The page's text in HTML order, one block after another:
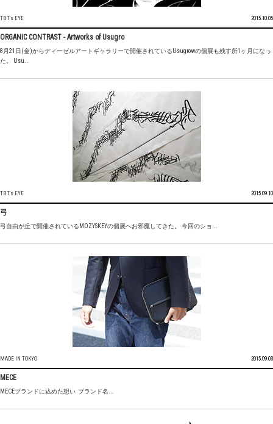
TBT's EYE 2015.10.05
ORGANIC CONTRAST - Artworks of Usugro
8月21日(金)からディーゼルアートギャラリーで開催されているUsugrowの個展も残す所1ヶ月になっ
た。 Usu...
TBT's EYE 2015.09.10
弓
弓自由が丘で開催されているMOZYSKEYの個展へお邪魔してきた。 今回のショ...
MADE IN TOKYO 2015.09.03
MECE
MECEブランドに込めた想い ブランド名...